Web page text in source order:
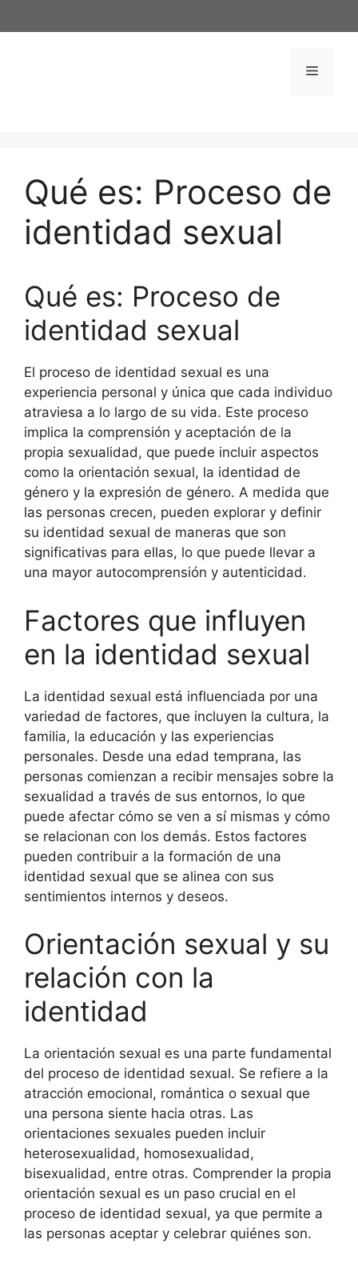
al
Menú
Qué es: Proceso de
identidad sexual
Qué es: Proceso de
identidad sexual
El proceso de identidad sexual es una
experiencia personal y única que cada individuo
atraviesa a lo largo de su vida. Este proceso
implica la comprensión y aceptación de la
propia sexualidad, que puede incluir aspectos
como la orientación sexual, la identidad de
género y la expresión de género. A medida que
las personas crecen, pueden explorar y definir
su identidad sexual de maneras que son
significativas para ellas, lo que puede llevar a
una mayor autocomprensión y autenticidad.
Factores que influyen
en la identidad sexual
La identidad sexual está influenciada por una
variedad de factores, que incluyen la cultura, la
familia, la educación y las experiencias
personales. Desde una edad temprana, las
personas comienzan a recibir mensajes sobre la
sexualidad a través de sus entornos, lo que
puede afectar cómo se ven a sí mismas y cómo
se relacionan con los demás. Estos factores
pueden contribuir a la formación de una
identidad sexual que se alinea con sus
sentimientos internos y deseos.
Orientación sexual y su
relación con la
identidad
La orientación sexual es una parte fundamental
del proceso de identidad sexual. Se refiere a la
atracción emocional, romántica o sexual que
una persona siente hacia otras. Las
orientaciones sexuales pueden incluir
heterosexualidad, homosexualidad,
bisexualidad, entre otras. Comprender la propia
orientación sexual es un paso crucial en el
proceso de identidad sexual, ya que permite a
las personas aceptar y celebrar quiénes son.